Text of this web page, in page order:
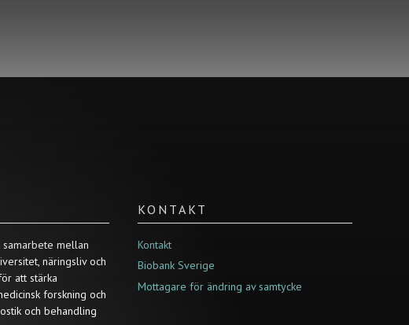
mellan
näringsliv och
att stärka
forskning och
och behandling
KONTAKT
Kontakt
Biobank Sverige
Mottagare för ändring av samtycke